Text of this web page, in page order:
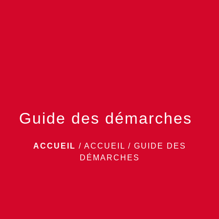
Guide des démarches
ACCUEIL / ACCUEIL / GUIDE DES
DÉMARCHES